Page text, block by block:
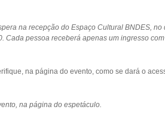
na recepção do Espaço Cultural BNDES, no
Cada pessoa receberá apenas um ingresso
na página do evento, como se dará o
na página do espetáculo.